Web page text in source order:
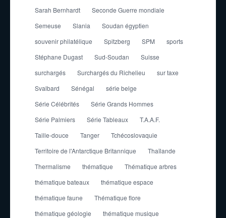
Sarah Bernhardt
Seconde Guerre mondiale
Semeuse
Slania
Soudan égyptien
souvenir philatélique
Spitzberg SPM
sports
Stéphane Dugast
Sud-Soudan
Suisse
surchargés
Surchargés du Richelieu
sur taxe
Svalbard
Sénégal
série belge
Série Célébrités
Série Grands Hommes
Série Palmiers
Série Tableaux
T.A.A.F.
Taille-douce
Tanger
Tchécoslovaquie
Territoire de l'Antarctique Britannique
Thaïlande
Thermalisme
thématique
Thématique arbres
thématique bateaux
thématique espace
thématique faune
Thématique flore
thématique géologie
thématique musique